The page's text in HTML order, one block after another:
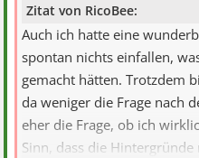
Zitat von RicoBee:
Auch ich hatte eine
spontan nichts einfallen,
gemacht hätten. Trotzdem
da weniger die Frage nach
eher die Frage, ob ich
Sinn, dass die